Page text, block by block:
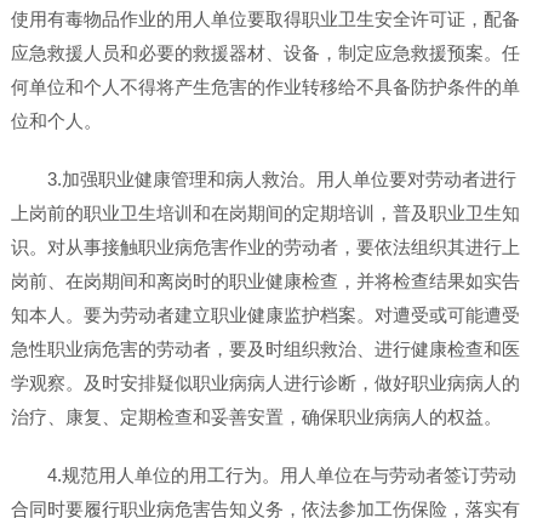
使用有毒物品作业的用人单位要取得职业卫生安全许可证，配备
应急救援人员和必要的救援器材、设备，制定应急救援预案。任
何单位和个人不得将产生危害的作业转移给不具备防护条件的单
位和个人。
3.加强职业健康管理和病人救治。用人单位要对劳动者进行
上岗前的职业卫生培训和在岗期间的定期培训，普及职业卫生知
识。对从事接触职业病危害作业的劳动者，要依法组织其进行上
岗前、在岗期间和离岗时的职业健康检查，并将检查结果如实告
知本人。要为劳动者建立职业健康监护档案。对遭受或可能遭受
急性职业病危害的劳动者，要及时组织救治、进行健康检查和医
学观察。及时安排疑似职业病病人进行诊断，做好职业病病人的
治疗、康复、定期检查和妥善安置，确保职业病病人的权益。
4.规范用人单位的用工行为。用人单位在与劳动者签订劳动
合同时要履行职业病危害告知义务，依法参加工伤保险，落实有